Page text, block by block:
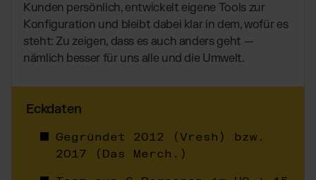
WooCommerce Fulfillment
Amazon Fulfillment - FBM
TikTok Fulfillment
PlentyONE Fulfillment
Otto Fulfillment
Kunden persönlich, entwickelt eigene Tools zur
Konfiguration und bleibt dabei klar in dem, wofür es
steht: Zu zeigen, dass es auch anders geht —
nämlich besser für uns alle und die Umwelt.
Eckdaten
Gegründet 2012 (Vresh) bzw.
2017 (Das Merch.)